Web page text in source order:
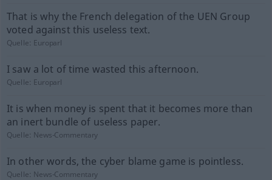
That is why the French delegation of the UEN Group
voted against this useless text.
Quelle: Europarl
I saw a lot of time wasted this afternoon.
Quelle: Europarl
It is when money is spent that it becomes more than
an inert bundle of useless paper.
Quelle: News-Commentary
In other words, the cyber blame game is pointless.
Quelle: News-Commentary